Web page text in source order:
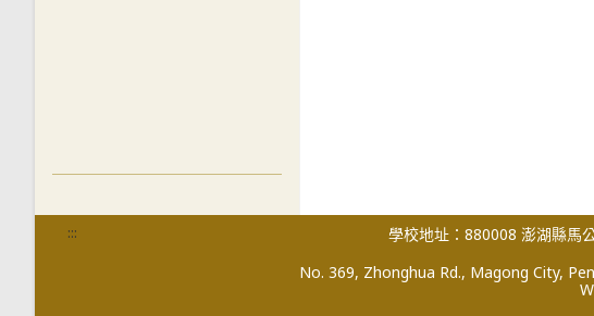
::: 學校地址：880008 澎湖縣馬
No. 369, Zhonghua Rd., Magong City,